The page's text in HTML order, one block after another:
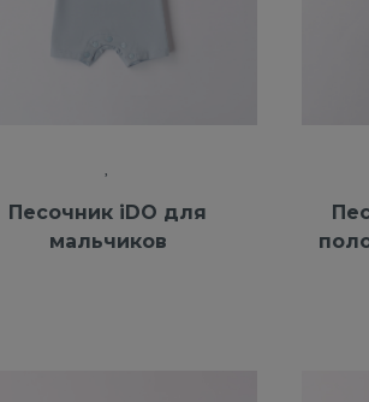
Песочник iDO для
мальчиков